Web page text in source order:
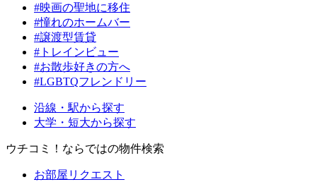
#映画の聖地に移住
#憧れのホームバー
#譲渡型賃貸
#トレインビュー
#お散歩好きの方へ
#LGBTQフレンドリー
沿線・駅から探す
大学・短大から探す
ウチコミ！ならではの物件検索
お部屋リクエスト